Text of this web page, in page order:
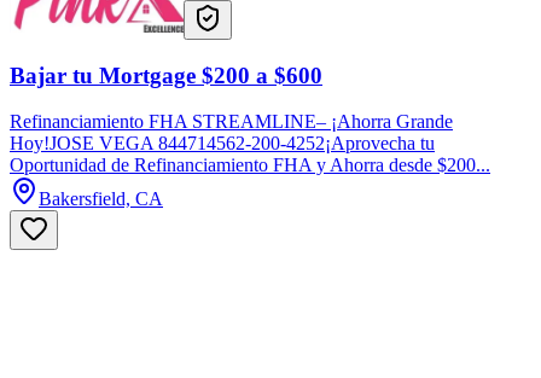
Bajar tu Mortgage $200 a $600
Refinanciamiento FHA STREAMLINE– ¡Ahorra Grande
Hoy!JOSE VEGA 844714562-200-4252¡Aprovecha tu
Oportunidad de Refinanciamiento FHA y Ahorra desde $200...
Bakersfield, CA